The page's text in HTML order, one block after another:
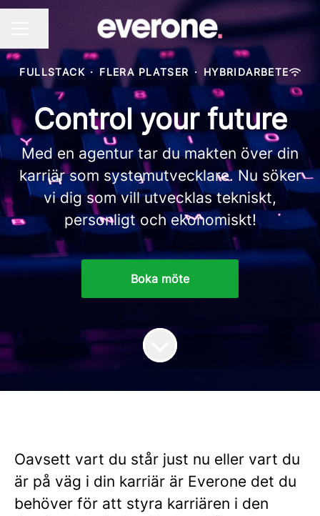
FULLSTACK · FLERA PLATSER · HYBRIDARBETE
Control your future
Med en agentur tar du makten över din
karriär som systemutvecklare. Nu söker
vi dig som vill utvecklas tekniskt,
personligt och ekonomiskt!
Boka möte
Oavsett vart du står just nu eller vart du
är på väg i din karriär är Everone det du
behöver för att styra karriären i den